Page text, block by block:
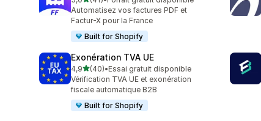
41 avis au total
Automatisez vos factures PDF et
Factur-X pour la France
Built for Shopify
Exonération TVA UE
4,9étoile(s) sur 5
(40)
40 avis au total
•Essai gratuit disponible
Vérification TVA UE et exonération
fiscale automatique B2B
Built for Shopify